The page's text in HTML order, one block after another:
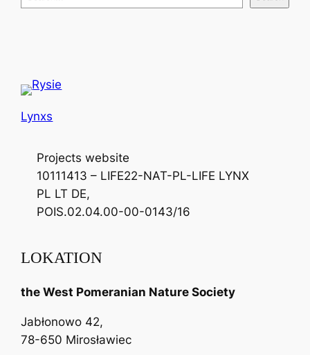
e
h
Lynxs
Projects website
10111413 – LIFE22-NAT-PL-LIFE LYNX
PL LT DE,
POIS.02.04.00-00-0143/16
LOKATION
the West Pomeranian Nature Society
Jabłonowo 42,
78-650 Mirosławiec